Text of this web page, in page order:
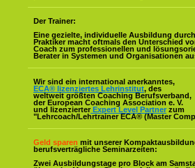
Der Trainer:
Eine gezielte, individuelle Ausbildung
Praktiker macht oftmals den Unterschied
Coach zum professionellen und
Berater in Systemen und Organisationen
Wir sind ein international anerkanntes,
ECA® lizenziertes Lehrinstitut, des
weltweit größten Coaching Berufsverband,
der European Coaching Association e. V.
und lizenzierter Expert Level Partner zum
"Lehrcoach/Lehrtrainer ECA® (Master
Geld sparen mit unserer
berufsverträgliche Seminarzeiten:
Zwei Ausbildungstage pro Block am